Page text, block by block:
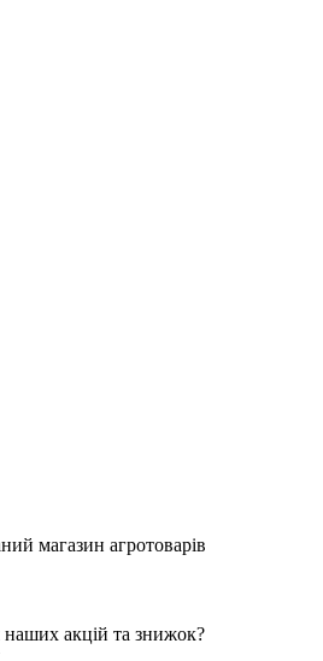
магазин агротоварів
наших акцій та знижок?